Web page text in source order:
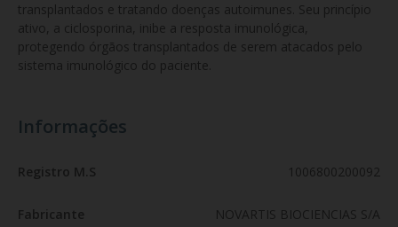
transplantados e tratando doenças autoimunes. Seu princípio
ativo, a ciclosporina, inibe a resposta imunológica,
protegendo órgãos transplantados de serem atacados pelo
sistema imunológico do paciente.
Informações
Registro M.S 1006800200092
Fabricante NOVARTIS BIOCIENCIAS S/A